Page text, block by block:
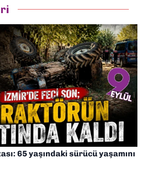
65 yaşındaki sürücü yaşamını